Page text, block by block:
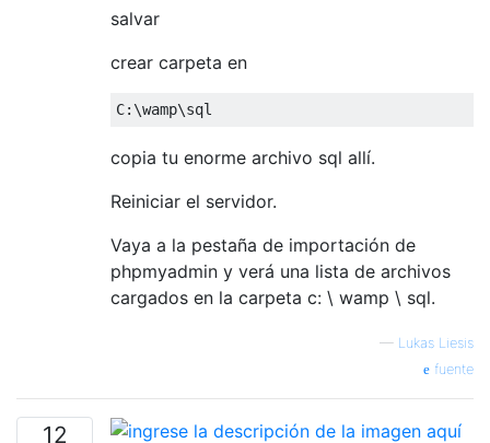
salvar
crear carpeta en
C: \wamp\sql
copia tu enorme archivo sql allí.
Reiniciar el servidor.
Vaya a la pestaña de importación de
phpmyadmin y verá una lista de archivos
cargados en la carpeta c: \ wamp \ sql.
— Lukas Liesis
fuente
12